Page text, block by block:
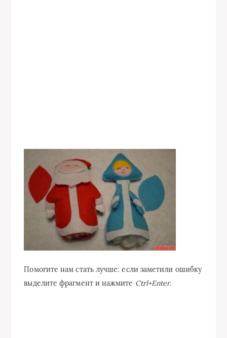
Помогите нам стать лучше: если заметили ошибку
выделите фрагмент и нажмите Ctrl+Enter.